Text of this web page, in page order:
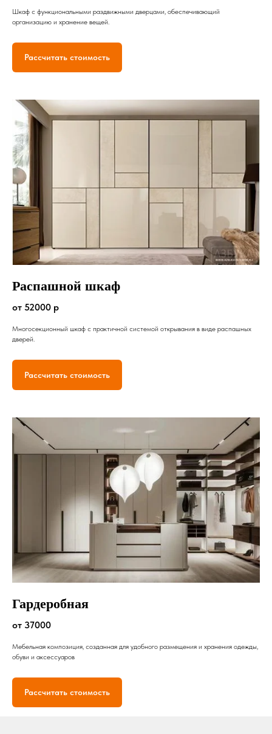
Шкаф с функциональными раздвижными дверцами, обеспечивающий
организацию и хранение вещей.
Рассчитать стоимость
Распашной шкаф
от 52000 р
Многосекционный шкаф с практичной системой открывания в виде распашных
дверей.
Рассчитать стоимость
Гардеробная
от 37000
Мебельная композиция, созданная для удобного размещения и хранения одежды,
обуви и аксессуаров
Рассчитать стоимость